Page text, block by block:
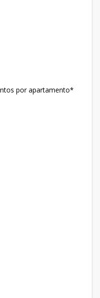
por apartamento*